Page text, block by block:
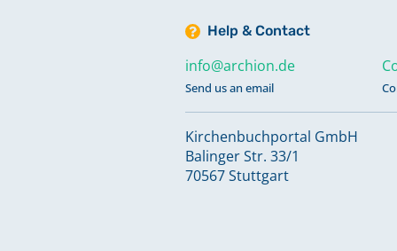
1858-1905, Sterbefälle 1858-
Help & Contact
info@archion.de
Send us an email
Kirchenbuchportal GmbH
Balinger Str. 33/1
70567 Stuttgart